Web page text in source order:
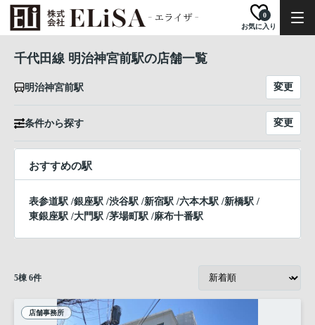
お気に入り
0
千代田線 明治神宮前駅の店舗一覧
明治神宮前駅 変更
条件から探す 変更
おすすめの駅
表参道駅 /銀座駅 /渋谷駅 /新宿駅 /六本木駅 /新橋駅 /
東銀座駅 /大門駅 /茅場町駅 /麻布十番駅
5棟 6件
店舗事務所